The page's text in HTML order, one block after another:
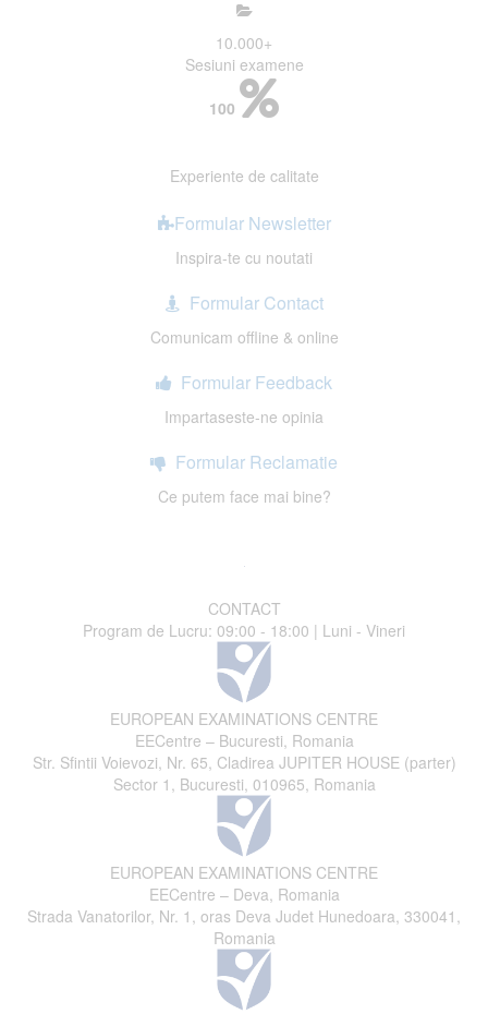
10.000+
Sesiuni examene
100
Experiente de calitate
Formular Newsletter
Inspira-te cu noutati
Formular Contact
Comunicam offline & online
Formular Feedback
Impartaseste-ne opinia
Formular Reclamatie
Ce putem face mai bine?
CONTACT
Program de Lucru: 09:00 - 18:00 | Luni - Vineri
EUROPEAN EXAMINATIONS CENTRE
EECentre – Bucuresti, Romania
Str. Sfintii Voievozi, Nr. 65, Cladirea JUPITER HOUSE (parter)
Sector 1, Bucuresti, 010965, Romania
EUROPEAN EXAMINATIONS CENTRE
EECentre – Deva, Romania
Strada Vanatorilor, Nr. 1, oras Deva Judet Hunedoara, 330041,
Romania